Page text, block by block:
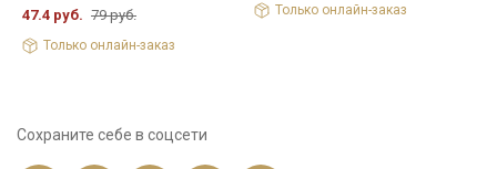
47.4 руб. 79 руб.
Только онлайн-заказ
Только онлайн-заказ
Сохраните себе в соцсети